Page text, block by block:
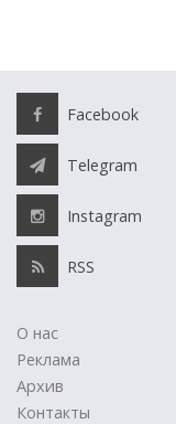
Facebook
Telegram
Instagram
RSS
О нас
Реклама
Архив
Контакты